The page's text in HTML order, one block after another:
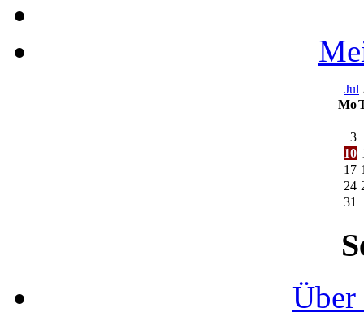
Jul
Mo
3
10
17
24
31